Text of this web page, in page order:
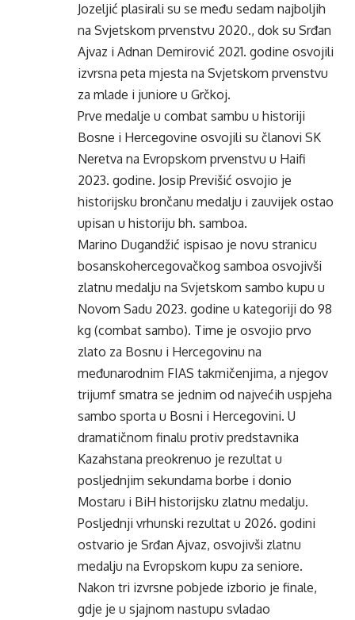
Jozeljić plasirali su se među sedam najboljih
na Svjetskom prvenstvu 2020., dok su Srđan
Ajvaz i Adnan Demirović 2021. godine osvojili
izvrsna peta mjesta na Svjetskom prvenstvu
za mlade i juniore u Grčkoj.
Prve medalje u combat sambu u historiji
Bosne i Hercegovine osvojili su članovi SK
Neretva na Evropskom prvenstvu u Haifi
2023. godine. Josip Previšić osvojio je
historijsku brončanu medalju i zauvijek ostao
upisan u historiju bh. samboa.
Marino Dugandžić ispisao je novu stranicu
bosanskohercegovačkog samboa osvojivši
zlatnu medalju na Svjetskom sambo kupu u
Novom Sadu 2023. godine u kategoriji do 98
kg (combat sambo). Time je osvojio prvo
zlato za Bosnu i Hercegovinu na
međunarodnim FIAS takmičenjima, a njegov
trijumf smatra se jednim od najvećih uspjeha
sambo sporta u Bosni i Hercegovini. U
dramatičnom finalu protiv predstavnika
Kazahstana preokrenuo je rezultat u
posljednjim sekundama borbe i donio
Mostaru i BiH historijsku zlatnu medalju.
Posljednji vrhunski rezultat u 2026. godini
ostvario je Srđan Ajvaz, osvojivši zlatnu
medalju na Evropskom kupu za seniore.
Nakon tri izvrsne pobjede izborio je finale,
gdje je u sjajnom nastupu svladao